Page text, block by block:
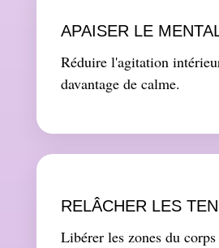
APAISER LE
Réduire l'agitation
davantage de calme.
RELÂCHER LES
Libérer les zones du